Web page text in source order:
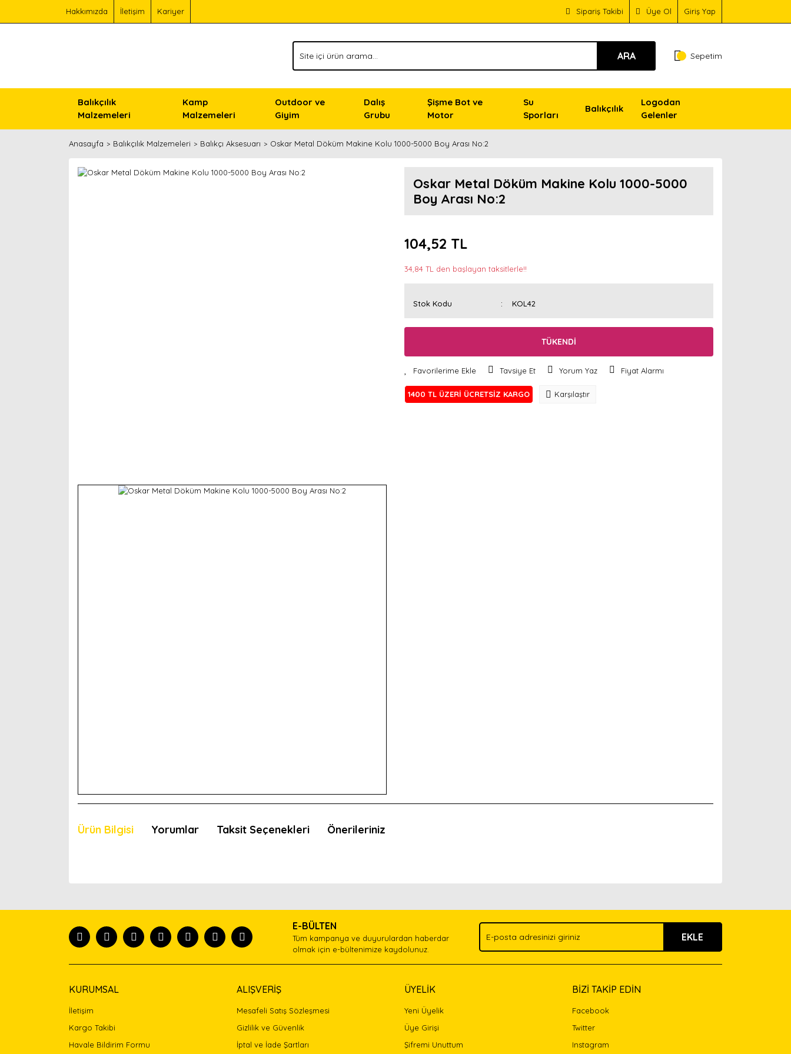
Hakkımızda İletişim Kariyer Sipariş Takibi Üye Ol Giriş Yap
ARA Sepetim
Balıkçılık
Malzemeleri
Kamp
Malzemeleri
Outdoor ve
Giyim
Dalış
Grubu
Şişme Bot ve
Motor
Su
Sporları
Balıkçılık
Logodan
Gelenler
Anasayfa Balıkçılık Malzemeleri Balıkçı Aksesuarı Oskar Metal Döküm Makine Kolu 1000-5000 Boy Arası No:2
Oskar Metal Döküm Makine Kolu 1000-5000
Boy Arası No:2
104,52 TL
34,84 TL den başlayan taksitlerle!!
Stok Kodu KOL42
TÜKENDİ
Tavsiye Et Yorum Yaz Fiyat Alarmı
1400 TL ÜZERİ ÜCRETSİZ KARGO Karşılaştır
Ürün Bilgisi Yorumlar Taksit Seçenekleri Önerileriniz
Ürün açıklamasında eksik bilgiler bulunuyor.
Bu ürüne benzer farklı alternatifler olmalı.
E-BÜLTEN
Tüm kampanya ve duyurulardan haberdar
olmak için e-bültenimize kaydolunuz.
EKLE
KURUMSAL
İletişim
Kargo Takibi
Havale Bildirim Formu
ALIŞVERİŞ
Mesafeli Satış Sözleşmesi
Gizlilik ve Güvenlik
İptal ve İade Şartları
ÜYELİK
Yeni Üyelik
Üye Girişi
Şifremi Unuttum
BİZİ TAKİP EDİN
Facebook
Twitter
Instagram